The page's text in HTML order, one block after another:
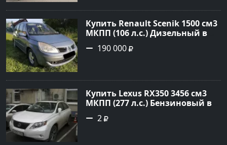
Авторынок23
Купить Renault Scenik 1500 см3
МКПП (106 л.с.) Дизельный в
Белореченск: цвет Голубой
Универсал 2007 года по цене
190 000
Купить Lexus RX350 3456 см3
МКПП (277 л.с.) Бензиновый в
Краснодар: цвет
Перламутрово-белый
2